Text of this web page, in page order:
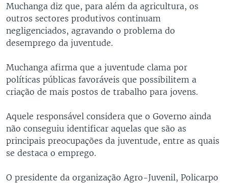
Muchanga diz que, para além da agricultura, os
outros sectores produtivos continuam
negligenciados, agravando o problema do
desemprego da juventude.
Muchanga afirma que a juventude clama por
políticas públicas favoráveis que possibilitem a
criação de mais postos de trabalho para jovens.
Aquele responsável considera que o Governo ainda
não conseguiu identificar aquelas que são as
principais preocupações da juventude, entre as quais
se destaca o emprego.
O presidente da organização Agro-Juvenil, Policarpo